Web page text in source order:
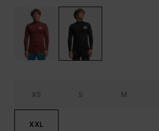
XS S M
XXL